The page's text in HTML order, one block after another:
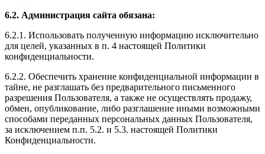
6.2. Администрация сайта обязана:
6.2.1. Использовать полученную информацию исключительно
для целей, указанных в п. 4 настоящей Политики
конфиденциальности.
6.2.2. Обеспечить хранение конфиденциальной информации в
тайне, не разглашать без предварительного письменного
разрешения Пользователя, а также не осуществлять продажу,
обмен, опубликование, либо разглашение иными возможными
способами переданных персональных данных Пользователя,
за исключением п.п. 5.2. и 5.3. настоящей Политики
Конфиденциальности.